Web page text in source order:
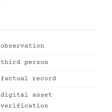
observation
third person
factual record
digital asset
verification